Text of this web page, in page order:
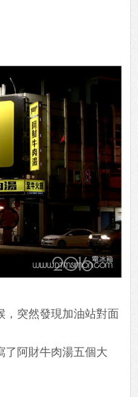
，突然發現加油站對面
了阿財牛肉湯五個大